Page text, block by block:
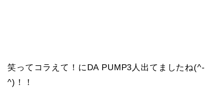
笑ってコラえて！にDA PUMP3人出てましたね(^-
^)！！